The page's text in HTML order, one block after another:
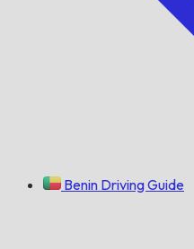
Benin Driving Guide